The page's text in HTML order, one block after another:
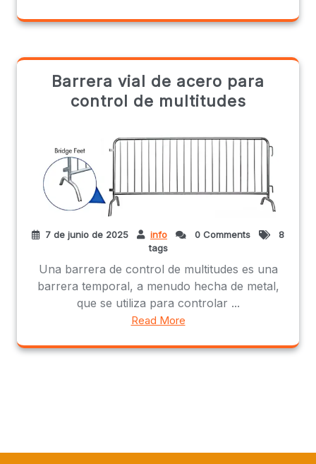
Barrera vial de acero para
control de multitudes
7 de junio de 2025 info 0 Comments
8
tags
Una barrera de control de multitudes es una
barrera temporal, a menudo hecha de metal,
que se utiliza para controlar ...
Read More